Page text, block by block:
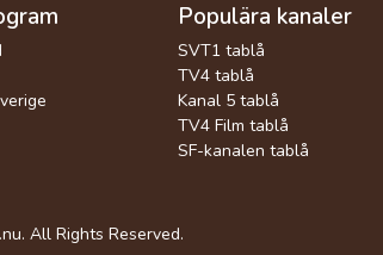
Populära kanaler
SVT1 tablå
TV4 tablå
Kanal 5 tablå
TV4 Film tablå
SF-kanalen tablå
. All Rights Reserved.